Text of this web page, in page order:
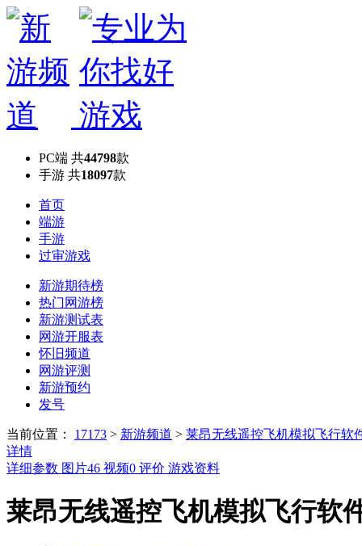
PC端 共44798款
手游 共18097款
首页
端游
手游
过审游戏
新游期待榜
热门网游榜
新游测试表
网游开服表
怀旧频道
网游评测
新游预约
发号
当前位置： 17173 > 新游频道 > 莱昂无线遥控飞机模拟飞行软
详情
详细参数 图片46 视频0 评价 游戏资料
莱昂无线遥控飞机模拟飞行软